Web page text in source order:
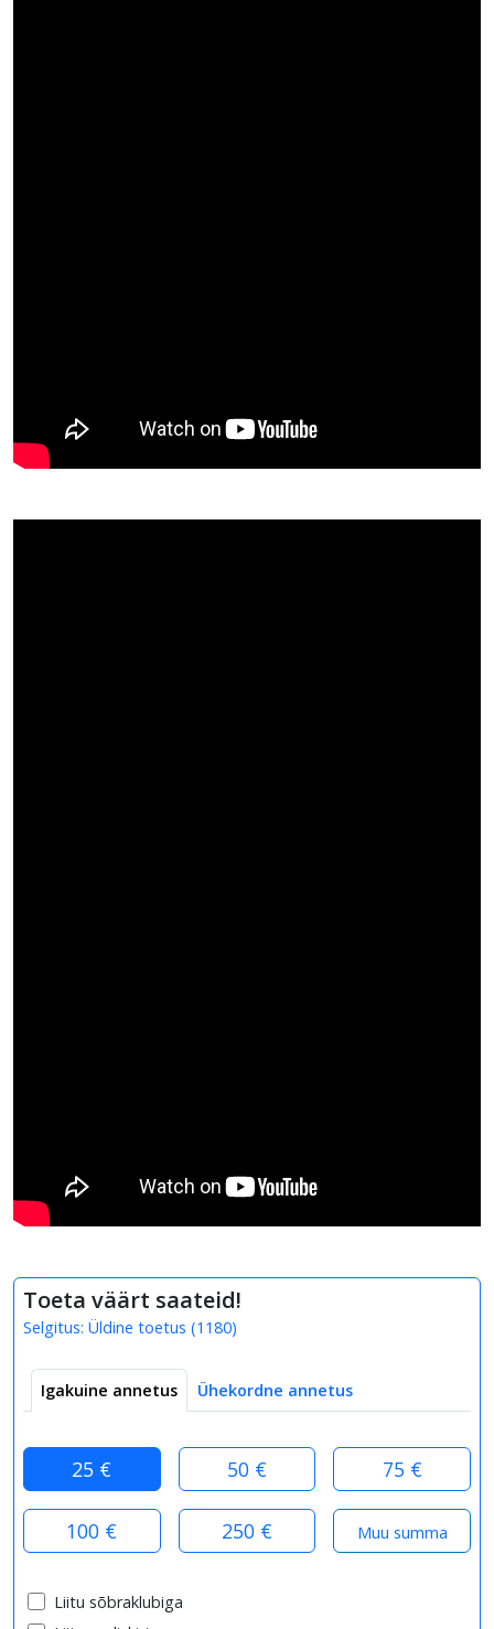
Toeta väärt saateid!
Selgitus: Üldine toetus (1180)
Igakuine annetus Ühekordne annetus
25 € 50 € 75 €
100 € 250 €
Liitu sõbraklubiga